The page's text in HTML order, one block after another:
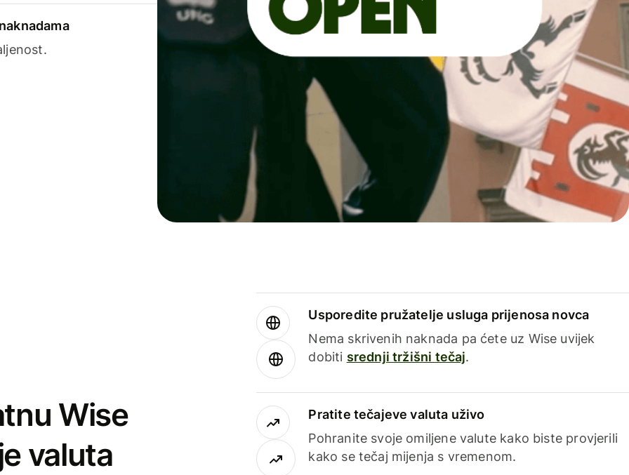
Wise
valuta
Usporedite pružatelje usluga prijenosa novca
Nema skrivenih naknada pa ćete uz Wise uvijek
dobiti srednji tržišni tečaj.
Pratite tečajeve valuta uživo
Pohranite svoje omiljene valute kako biste provjerili
kako se tečaj mijenja s vremenom.